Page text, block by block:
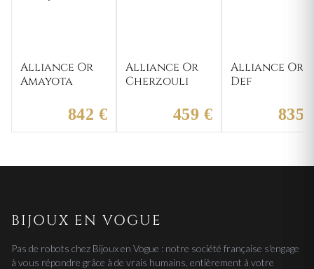
Alliance Or
Amayota
842 €
Alliance Or
Cherzouli
459 €
Alliance Or
Def
835
BIJOUX EN VOGUE
Pas de robots chez Bijoux en Vogue : notre société française s'engage
à vous répondre grâce à de vrais humains, entièrement à votre